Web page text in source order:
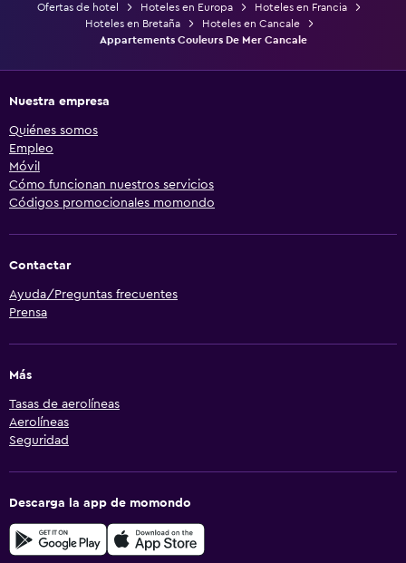
Ofertas de hotel Hoteles en Europa
Hoteles en Francia
Hoteles en Bretaña
Hoteles en Cancale
Appartements Couleurs De Mer Cancale
Nuestra empresa
Quiénes somos
Empleo
Móvil
Cómo funcionan nuestros servicios
Códigos promocionales momondo
Contactar
Ayuda/Preguntas frecuentes
Prensa
Más
Tasas de aerolíneas
Aerolíneas
Seguridad
Descarga la app de momondo